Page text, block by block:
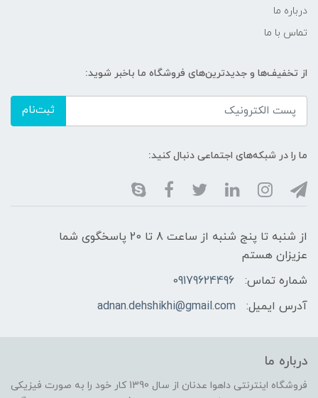
درباره ما
تماس با ما
از تخفیف‌ها و جدیدترین‌های فروشگاه ما باخبر شوید:
ثبت‌نام
ما را در شبکه‌های اجتماعی دنبال کنید:
از شنبه تا پنج شنبه از ساعت 8 تا 20 پاسخگوی شما
عزیزان هستم
شماره تماس:
09179624496
آدرس ایمیل:
adnan.dehshikhi@gmail.com
درباره ما
فروشگاه اینترنتی داهوا عدنان از سال 1390 کار خود را به صورت فیزیکی